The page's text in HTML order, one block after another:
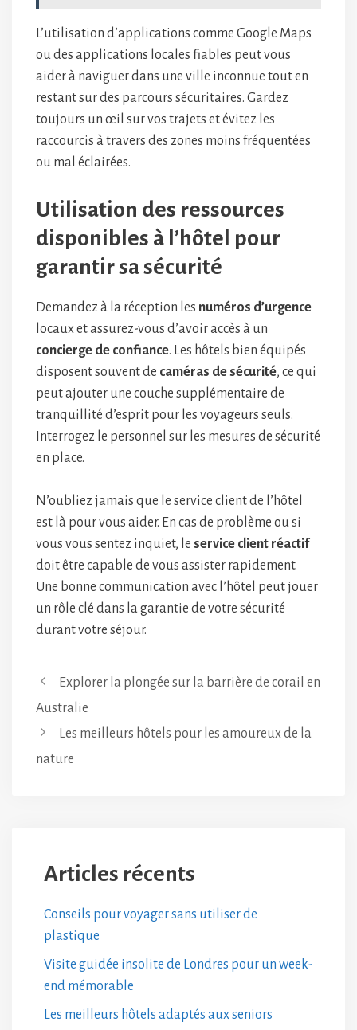
L’utilisation d’applications comme Google Maps
ou des applications locales fiables peut vous
aider à naviguer dans une ville inconnue tout en
restant sur des parcours sécuritaires. Gardez
toujours un œil sur vos trajets et évitez les
raccourcis à travers des zones moins fréquentées
ou mal éclairées.
Utilisation des ressources
disponibles à l’hôtel pour
garantir sa sécurité
Demandez à la réception les numéros d’urgence
locaux et assurez-vous d’avoir accès à un
concierge de confiance. Les hôtels bien équipés
disposent souvent de caméras de sécurité, ce qui
peut ajouter une couche supplémentaire de
tranquillité d’esprit pour les voyageurs seuls.
Interrogez le personnel sur les mesures de sécurité
en place.
N’oubliez jamais que le service client de l’hôtel
est là pour vous aider. En cas de problème ou si
vous vous sentez inquiet, le service client réactif
doit être capable de vous assister rapidement.
Une bonne communication avec l’hôtel peut jouer
un rôle clé dans la garantie de votre sécurité
durant votre séjour.
Explorer la plongée sur la barrière de corail en
Australie
Les meilleurs hôtels pour les amoureux de la
nature
Articles récents
Conseils pour voyager sans utiliser de
plastique
Visite guidée insolite de Londres pour un week-
end mémorable
Les meilleurs hôtels adaptés aux seniors